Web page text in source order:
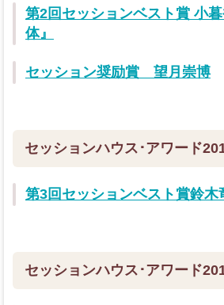
第2回セッションベスト賞 小
体』
セッション奨励賞 望月崇博
セッションハウス･アワード
第3回セッションベスト賞鈴
セッションハウス･アワード